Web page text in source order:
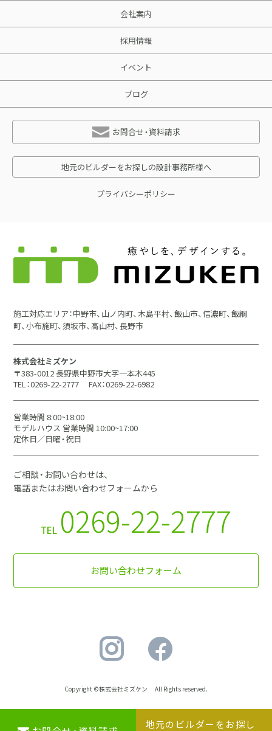
地元のビルダーを
地元のビルダーをお探し
会社案内
採用情報
イベント
ブログ
お問合せ・資料請求
地元のビルダーをお探しの設計事務所様へ
プライバシーポリシー
施工対応エリア：中野市、山ノ内町、木島平村、飯山市、信濃町、飯綱
町、小布施町、須坂市、高山村、長野市
株式会社ミズケン
〒383-0012 長野県中野市大字一本木445
TEL：0269-22-2777
FAX：0269-22-6982
営業時間 8:00~18:00
モデルハウス 営業時間 10:00~17:00
定休日／日曜・祝日
ご相談・お問い合わせは、
電話またはお問い合わせフォームから
TEL 0269-22-2777
お問い合わせフォーム
Copyright ©株式会社ミズケン All Rights reserved.